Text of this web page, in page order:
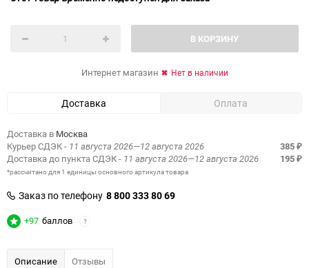
В КОРЗИНУ
Интернет магазин Нет в наличии
Доставка Оплата
Доставка в Москва
Курьер СДЭК- 11 августа 2026—12 августа 2026 385 ₽
Доставка до пункта СДЭК- 11 августа 2026—12 августа 2026 195 ₽
*рассчитано для 1 единицы основного артикула товара
Заказ по телефону 8 800 333 80 69
+97 баллов ?
Описание Отзывы